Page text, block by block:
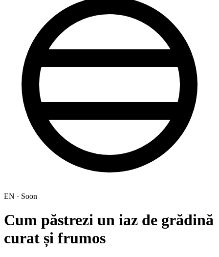
EN · Soon
Cum păstrezi un iaz de grădină
curat și frumos